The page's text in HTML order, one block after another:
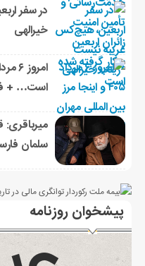
در سفر
خیرالهی
است… +
میرباقری:
سلمان
پیشخوان روزنامه